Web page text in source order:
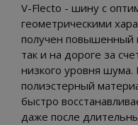
V-Flecto - шину с
геометрическими
получен повышенный
так и на дороге за
низкого уровня
полиэстерный
быстро
даже после